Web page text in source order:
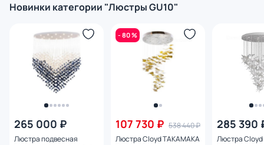
Новинки категории "Люстры GU10"
265 000 ₽
Люстра подвесная
- 80 %
107 730 ₽ 538 440 ₽
Люстра Cloyd TAKAMAKA
285 390
Люстра Cloyd